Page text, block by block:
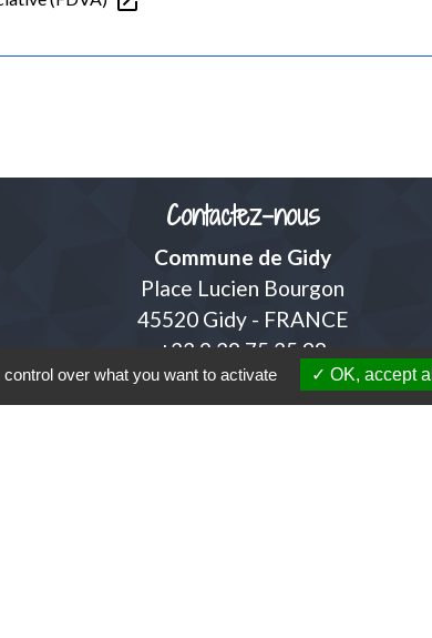
Contactez-nous
Commune de Gidy
Place Lucien Bourgon
45520 Gidy - FRANCE
+33 2 38 75 35 98
Contact par formulaire
over what you want to activate OK, accept all